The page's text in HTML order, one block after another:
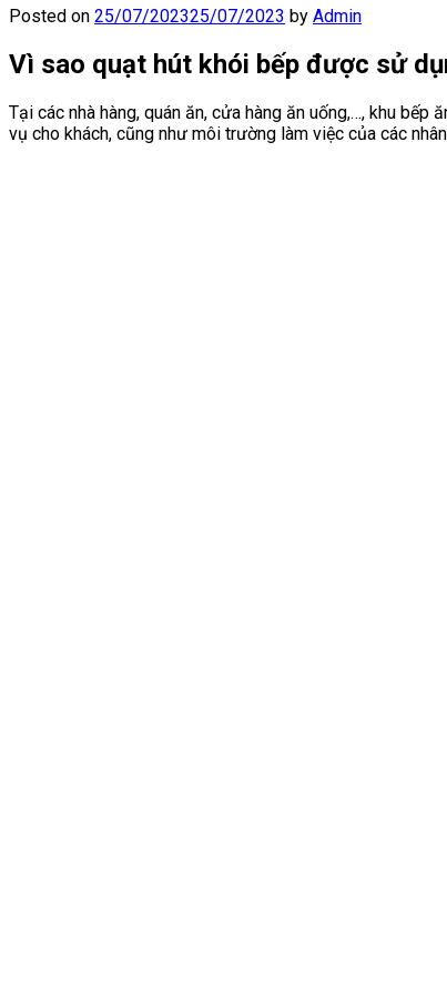
Posted on 25/07/202325/07/2023 by Admin
Vì sao quạt hút khói bếp được sử
Tại các nhà hàng, quán ăn, cửa hàng ăn uống,…, khu
vụ cho khách, cũng như môi trường làm việc của các